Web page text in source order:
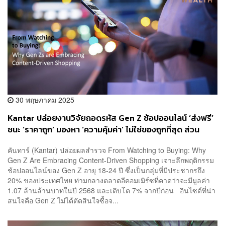
30 พฤษภาคม 2025
Kantar ปล่อยงานวิจัยถอดรหัส Gen Z ช้อปออนไลน์ ‘ส่งฟรี’
ชนะ ‘ราคาถูก’ มองหา ‘ความคุ้มค่า’ ไม่ใช่ของถูกที่สุด ส่วน
คันทาร์ (Kantar) ปล่อยผลสำรวจ From Watching to Buying: Why
Gen Z Are Embracing Content-Driven Shopping เจาะลึกพฤติกรรม
ช้อปออนไลน์ของ Gen Z อายุ 18-24 ปี ซึ่งเป็นกลุ่มที่มีประชากรถึง
20% ของประเทศไทย ท่ามกลางตลาดอีคอมเมิร์ซที่คาดว่าจะมีมูลค่า
1.07 ล้านล้านบาทในปี 2568 และเติบโต 7% จากปีก่อน อินไซด์ที่น่า
สนใจคือ Gen Z ไม่ได้ตัดสินใจซื้อจ...